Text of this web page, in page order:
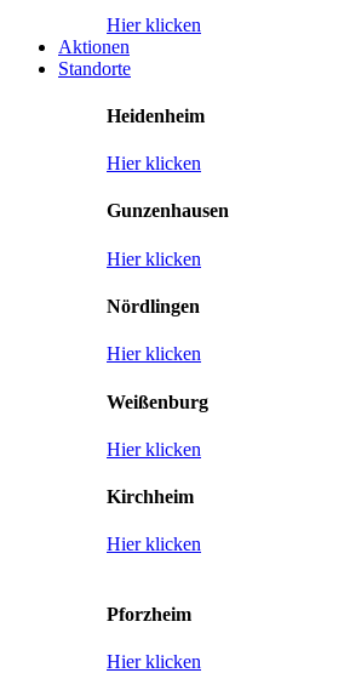
Hier klicken
Aktionen
Standorte
Heidenheim
Hier klicken
Gunzenhausen
Hier klicken
Nördlingen
Hier klicken
Weißenburg
Hier klicken
Kirchheim
Hier klicken
Pforzheim
Hier klicken